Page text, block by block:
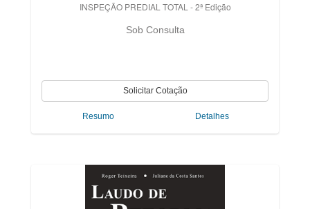
INSPEÇÃO PREDIAL TOTAL - 2ª Edição
Sob Consulta
Resumo Detalhes